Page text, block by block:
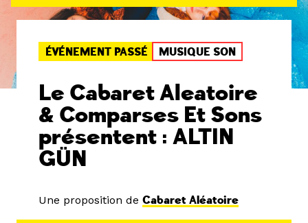
ÉVÉNEMENT PASSÉ MUSIQUE SON
Le Cabaret Aleatoire
& Comparses Et Sons
présentent : ALTIN
GÜN
Une proposition de Cabaret Aléatoire